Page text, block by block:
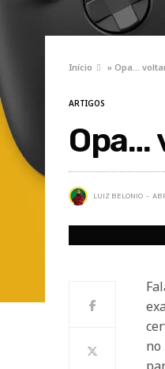
Início »Opa…
ARTIGOS
Opa…
LUIZ BELONIO
no